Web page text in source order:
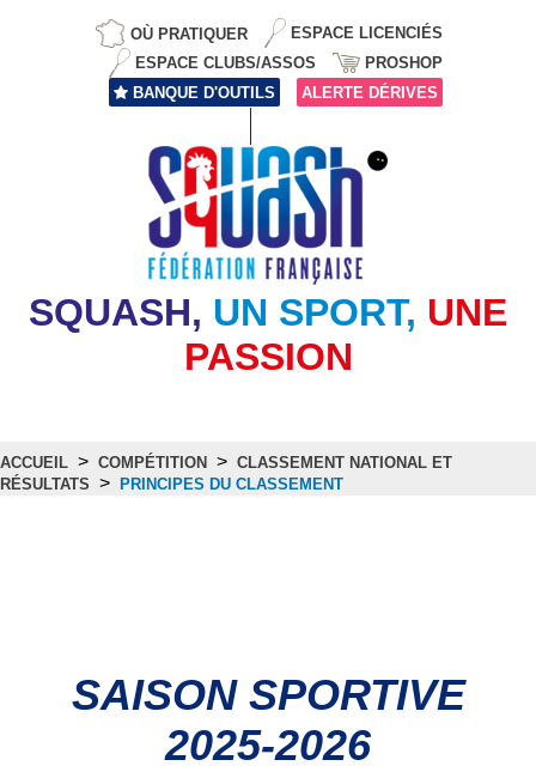
OÙ PRATIQUER
ESPACE LICENCIÉS
ESPACE CLUBS/ASSOS
PROSHOP
BANQUE D'OUTILS
ALERTE DÉRIVES
SQUASH, UN SPORT, UNE
PASSION
ACCUEIL > COMPÉTITION > CLASSEMENT NATIONAL ET
RÉSULTATS > PRINCIPES DU CLASSEMENT
SAISON SPORTIVE
2025-2026